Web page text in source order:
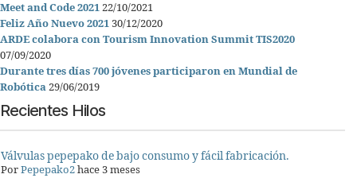
Meet and Code 202122/10/2021
Feliz Año Nuevo 202130/12/2020
ARDE colabora con Tourism Innovation Summit TIS2020
07/09/2020
Durante tres días 700 jóvenes participaron en Mundial de
Robótica29/06/2019
Recientes Hilos
Válvulas pepepako de bajo consumo y fácil fabricación.
PorPepepako2hace 3 meses